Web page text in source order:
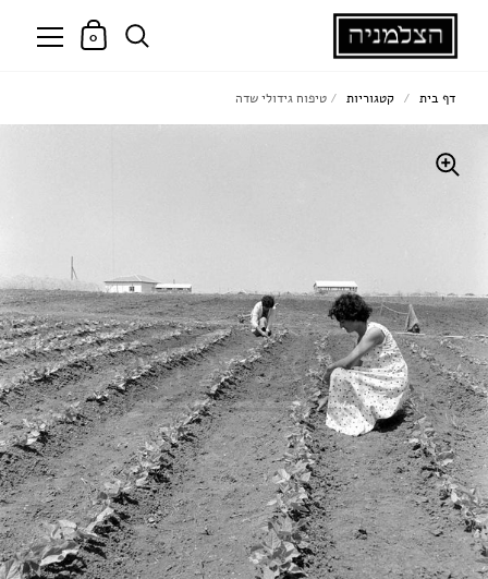
0
דף בית / קטגוריות / טיפוח גידולי שדה